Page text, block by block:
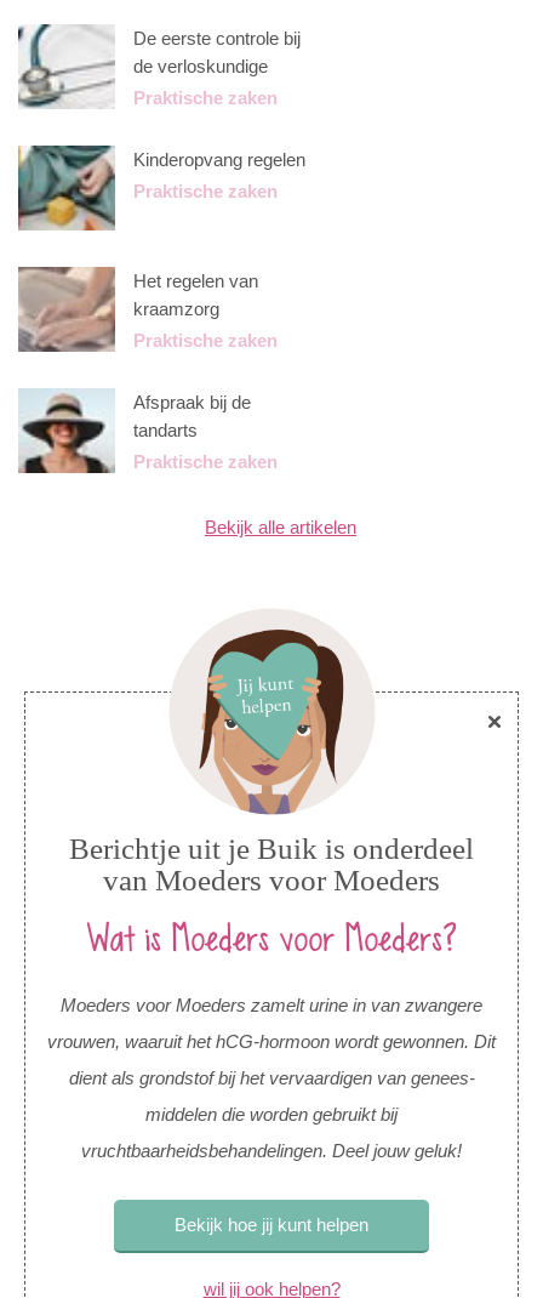
De eerste controle bij
de verloskundige
Praktische zaken
Kinderopvang regelen
Praktische zaken
Het regelen van
kraamzorg
Praktische zaken
Afspraak bij de
tandarts
Praktische zaken
Bekijk alle artikelen
Berichtje uit je Buik is onderdeel
van Moeders voor Moeders
Wat is Moeders voor Moeders?
Moeders voor Moeders zamelt urine in van zwangere
vrouwen, waaruit het hCG-hormoon wordt gewonnen. Dit
dient als grondstof bij het vervaardigen van genees-
middelen die worden gebruikt bij
vruchtbaarheidsbehandelingen. Deel jouw geluk!
Bekijk hoe jij kunt helpen
wil jij ook helpen?